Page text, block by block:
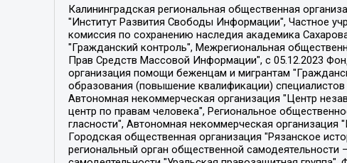
Калининградская региональная общественная организация "Экозащита!-Женсовет", Фонд содействия защите прав и свобод граждан "Общественный вердикт", Фонд "Институт Развития Свободы Информации", Частное учреждение "Информационное агентство МЕМО. РУ", Региональная общественная организация "Общественная комиссия по сохранению наследия академика Сахарова", Фонд поддержки свободы прессы, Санкт-Петербургская общественная правозащитная организация "Гражданский контроль", Межрегиональная общественная организация "Информационно-просветительский центр "Мемориал", Региональный Фонд "Центр Защиты Прав Средств Массовой Информации", с 05.12.2023 Фонд "Центр Защиты Прав Средств массовой информации", Региональная общественная благотворительная организация помощи беженцам и мигрантам "Гражданское содействие", Негосударственное образовательное учреждение дополнительного профессионального образования (повышение квалификации) специалистов "АКАДЕМИЯ ПО ПРАВАМ ЧЕЛОВЕКА", Свердловская региональная общественная организация "Сутяжник", Автономная некоммерческая организация "Центр независимых социологических исследований", Союз общественных объединений "Российский исследовательский центр по правам человека", Региональное общественное учреждение научно-информационный центр "МЕМОРИАЛ", Некоммерческая организация "Фонд защиты гласности", Автономная некоммерческая организация "Институт прав человека", Городская общественная организация "Екатеринбургское общество "МЕМОРИАЛ", Городская общественная организация "Рязанское историко-просветительское и правозащитное общество "Мемориал" (Рязанский Мемориал), Челябинский региональный орган общественной самодеятельности – женское общественное объединение "Женщины Евразии", Челябинский региональный орган общественной самодеятельности "Уральская правозащитная группа", Фонд содействия защите здоровья и социальной справедливости имени Андрея Рылькова, Автономная Некоммерческая Организация "Аналитический Центр Юрия Левады", Автономная некоммерческая организация социальной поддержки населения "Проект Апрель", Региональная общественная организация помощи женщинам и детям, находящимся в кризисной ситуации "Информационно-методический центр "Анна", Фонд содействия развитию массовых коммуникаций и правовому просвещению "Так-так-Так", Фонд содействия устойчивому развитию "Серебряная тайга", Свердловский региональный общественный фонд социальных проектов "Новое время", "Idel.Реалии", Кавказ.Реалии, Крым.Реалии, Телеканал Настоящее Время, Татаро-башкирская служба Радио Свобода (Azatliq Radiosi), Радио Свободная Европа/Радио Свобода (PCE/PC), "Сибирь.Реалии", "Фактограф", Благотворительный фонд помощи осужденным и их семьям, Автономная некоммерческая организация "Институт глобализации и социальных движений", Фонд "В защиту прав заключенных", Частное учреждение "Центр поддержки и содействия развитию средств массовой информации", Пензенский региональный общественный благотворительный фонд "Гражданский союз", "Север.Реалии", Некоммерческая организация Фонд "Правовая инициатива", Общество с ограниченной ответственностью "Радио Свободная Европа/Радио Свобода", Чешское информационное агентство "MEDIUM-ORIENT", Красноярская региональная общественная организация "Мы против СПИДа", Камалягин Денис